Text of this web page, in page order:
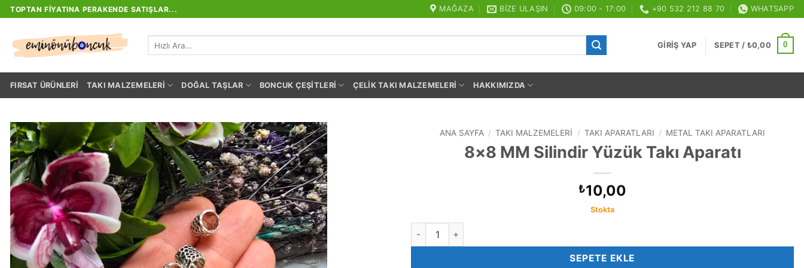
İçeriğe
atla
TOPTAN FIYATINA PERAKENDE SATIŞLAR... MAĞAZA BIZE ULAŞIN 09:00 - 17:00 +90 532 212 88 70 WHATSAPP
GIRIŞ YAP SEPET / ₺0,00 0
FIRSAT ÜRÜNLERI TAKI MALZEMELERI DOĞAL TAŞLAR BONCUK ÇEŞITLERI ÇELIK TAKI MALZEMELERI HAKKIMIZDA
ANA SAYFA / TAKI MALZEMELERI / TAKI APARATLARI / METAL TAKI APARATLARI
8×8 MM Silindir Yüzük Takı Aparatı
₺10,00
Stokta
8x8 MM Silindir Yüzük Takı Aparatı adet
SEPETE EKLE